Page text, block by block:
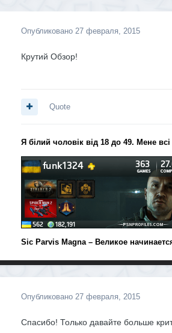
Опубликовано 27 февраля, 2015
Крутий Обзор!
Quote
Я білий чоловік від 18 до 49. Мене
Sic Parvis Magna – Великое
Опубликовано 27 февраля, 2015
Спасибо! Только давайте больше